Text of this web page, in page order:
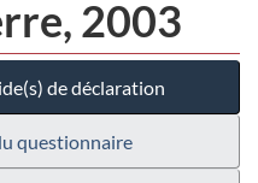
2003
de déclaration
questionnaire